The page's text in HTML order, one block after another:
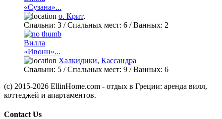
«Сузана»...
о. Крит,
Спальни: 3 / Спальных мест: 6 /Ванных: 2
Вилла
«Ивонн»...
Халкидики, Кассандра
Спальни: 5 / Спальных мест: 9 /Ванных: 6
(c) 2015-2026 EllinHome.com - отдых в Греции: аренда вилл,
коттеджей и апартаментов.
Contact Us